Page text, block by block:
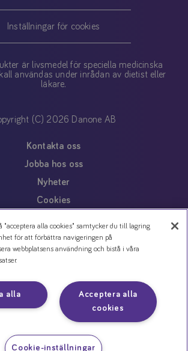
Inställningar för cookies
är livsmedel för speciella medicinska
användas under inrådan av dietist eller
läkare.
(C) 2026 Danone AB
Kontakta oss
Jobba hos oss
Nyheter
Cookies
"acceptera alla cookies" samtycker du till lagring
för att förbättra navigeringen på
webbplatsens användning och bistå i våra
Acceptera alla
cookies
alla
Cookie-inställningar